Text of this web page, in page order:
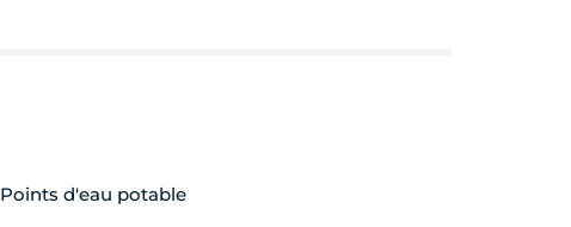
Points d'eau potable